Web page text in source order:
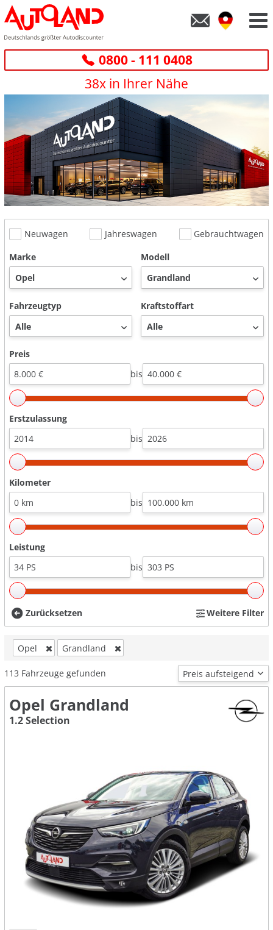
0800 - 111 0408
38x in Ihrer Nähe
Neuwagen Jahreswagen
Gebrauchtwagen
Marke
Modell
Fahrzeugtyp Kraftstoffart
Preis
bis
Erstzulassung
bis
Kilometer
bis
Leistung
bis
Zurücksetzen Weitere Filter
Opel Grandland
113 Fahrzeuge gefunden
Opel Grandland
1.2 Selection